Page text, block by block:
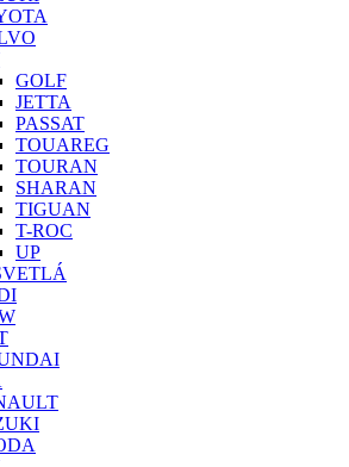
GOLF
JETTA
PASSAT
TOUAREG
TOURAN
SHARAN
TIGUAN
T-ROC
UP